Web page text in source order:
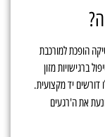
הלוגיסטיקה הופכת למורכבת
ברגישויות מזון
דורשים יד מקצועית.
את ה'רגעים